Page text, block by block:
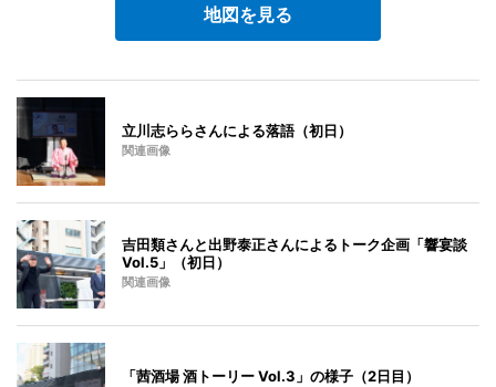
地図を見る
立川志ららさんによる落語（初日）
関連画像
吉田類さんと出野泰正さんによるトーク企画「響宴談
Vol.5」（初日）
関連画像
「茜酒場 酒トーリー Vol.3」の様子（2日目）